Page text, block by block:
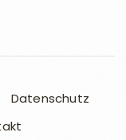
Datenschutz